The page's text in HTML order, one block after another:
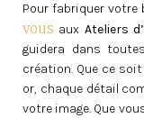
Pour fabriquer
vous aux Ateliers
guidera dans
création. Que ce
or, chaque détail
votre image. Que